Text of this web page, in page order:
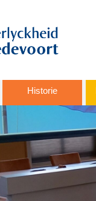
Historie